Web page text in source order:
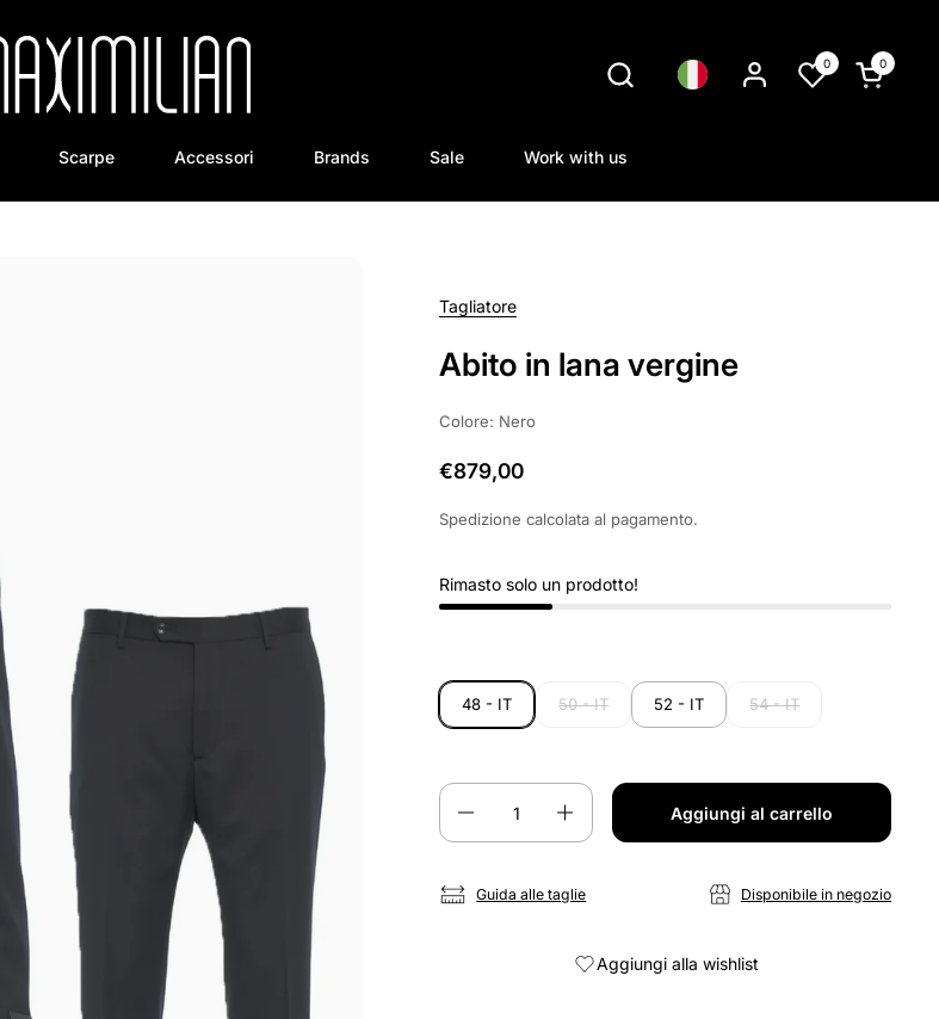
Lingua 0
Apri
0
Scarpe Accessori Brands Sale Work with us
Tagliatore
Abito in lana vergine
Colore: Nero
€879,00
Spedizione calcolata al pagamento.
Rimasto solo un prodotto!
48 - IT 50 - IT 52 - IT 54 - IT
Quantità
Aggiungi al carrello
Guida alle taglie Disponibile in negozio
Aggiungi alla wishlist